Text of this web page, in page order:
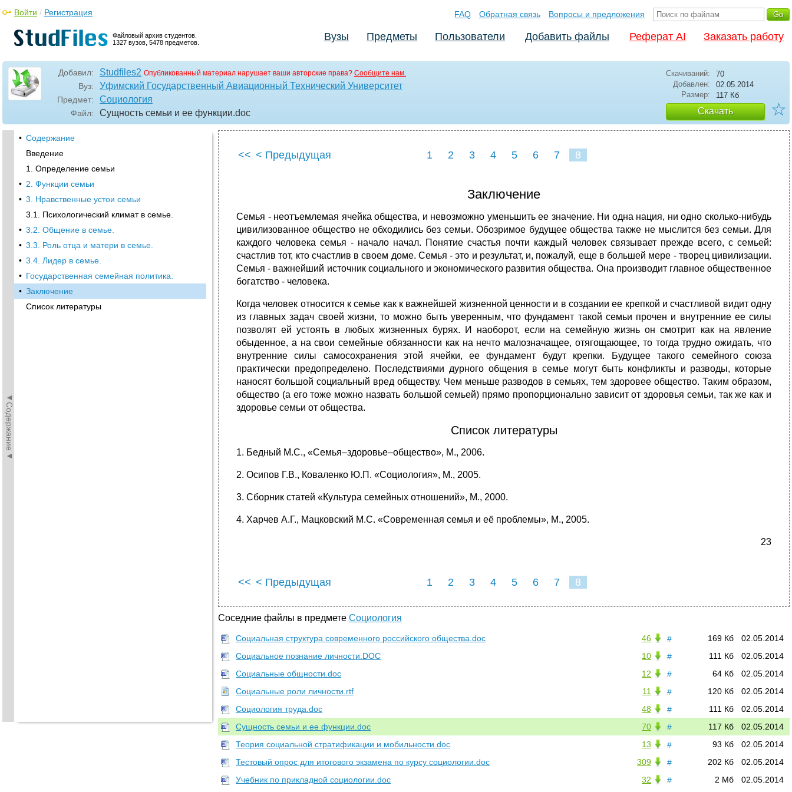
Файловый архив студентов.
1327 вузов, 5478 предметов.
Войти / Регистрация FAQ Обратная связь Вопросы и предложения
Вузы Предметы Пользователи Добавить файлы Реферат AI Заказать работу
Добавил: Studfiles2 Опубликованный материал нарушает ваши авторские права? Сообщите нам.
Вуз: Уфимский Государственный Авиационный Технический Университет
Предмет: Социология
Файл: Сущность семьи и ее функции.doc
Скачиваний:
70
Добавлен:
02.05.2014
Размер:
117 Кб
Скачать ☆
◄Содержание◄
• Содержание
Введение
1. Определение семьи
• 2. Функции семьи
• 3. Нравственные устои семьи
3.1. Психологический климат в семье.
• 3.2. Общение в семье.
• 3.3. Роль отца и матери в семье.
• 3.4. Лидер в семье.
• Государственная семейная политика.
• Заключение
Список литературы
<< < Предыдущая 1 2 3 4 5 6 7 8
Заключение
Семья - неотъемлемая ячейка общества, и невозможно уменьшить ее значение. Ни одна нация, ни одно сколько-нибудь
цивилизованное общество не обходились без семьи. Обозримое будущее общества также не мыслится без семьи. Для
каждого человека семья - начало начал. Понятие счастья почти каждый человек связывает прежде всего, с семьей:
счастлив тот, кто счастлив в своем доме. Семья - это и результат, и, пожалуй, еще в большей мере - творец цивилизации.
Семья - важнейший источник социального и экономического развития общества. Она производит главное общественное
богатство - человека.
Когда человек относится к семье как к важнейшей жизненной ценности и в создании ее крепкой и счастливой видит одну
из главных задач своей жизни, то можно быть уверенным, что фундамент такой семьи прочен и внутренние ее силы
позволят ей устоять в любых жизненных бурях. И наоборот, если на семейную жизнь он смотрит как на явление
обыденное, а на свои семейные обязанности как на нечто малозначащее, отягощающее, то тогда трудно ожидать, что
внутренние силы самосохранения этой ячейки, ее фундамент будут крепки. Будущее такого семейного союза
практически предопределено. Последствиями дурного общения в семье могут быть конфликты и разводы, которые
наносят большой социальный вред обществу. Чем меньше разводов в семьях, тем здоровее общество. Таким образом,
общество (а его тоже можно назвать большой семьей) прямо пропорционально зависит от здоровья семьи, так же как и
здоровье семьи от общества.
Список литературы
1. Бедный М.С., «Семья–здоровье–общество», М., 2006.
2. Осипов Г.В., Коваленко Ю.П. «Социология», М., 2005.
3. Сборник статей «Культура семейных отношений», М., 2000.
4. Харчев А.Г., Мацковский М.С. «Современная семья и её проблемы», М., 2005.
23
<< < Предыдущая 1 2 3 4 5 6 7 8
Соседние файлы в предмете Социология
# 02.05.2014
169 Кб
46
Социальная структура современного российского общества.doc
#
02.05.2014
111 Кб
10
Социальное познание личности.DOC
#
02.05.2014
64 Кб
12
Социальные общности.doc
#
02.05.2014
120 Кб
11
Социальные роли личности.rtf
#
02.05.2014
111 Кб
48
Социология труда.doc
#
02.05.2014
117 Кб
70
Сущность семьи и ее функции.doc
#
02.05.2014
93 Кб
13
Теория социальной стратификации и мобильности.doc
#
02.05.2014
202 Кб
309
Тестовый опрос для итогового экзамена по курсу социологии.doc
#
02.05.2014
2 Мб
32
Учебник по прикладной социологии.doc